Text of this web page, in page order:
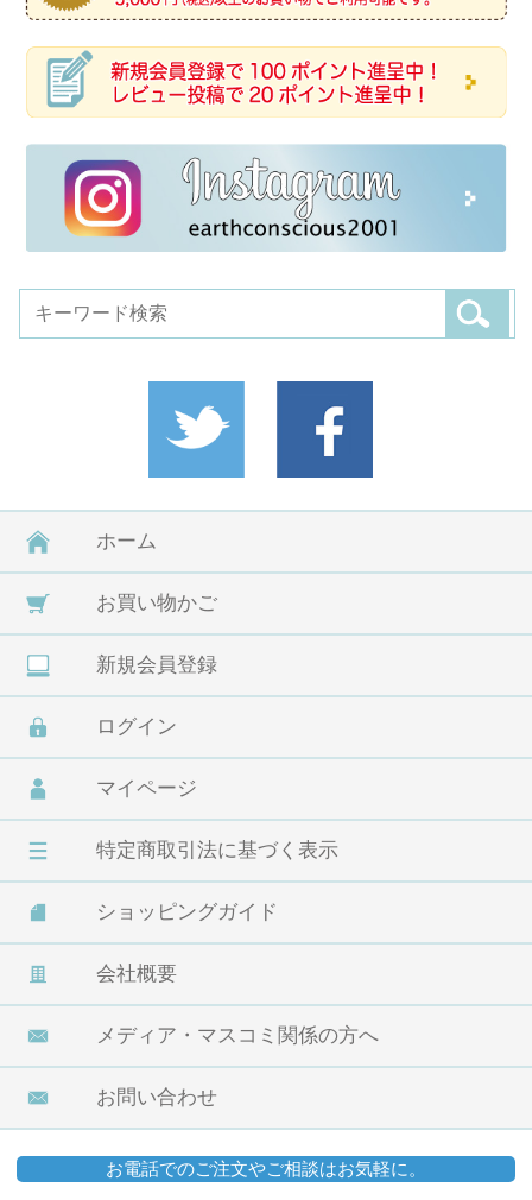
ホーム
お買い物かご
新規会員登録
ログイン
マイページ
特定商取引法に基づく表示
ショッピングガイド
会社概要
メディア・マスコミ関係の方へ
お問い合わせ
お電話でのご注文やご相談はお気軽に。